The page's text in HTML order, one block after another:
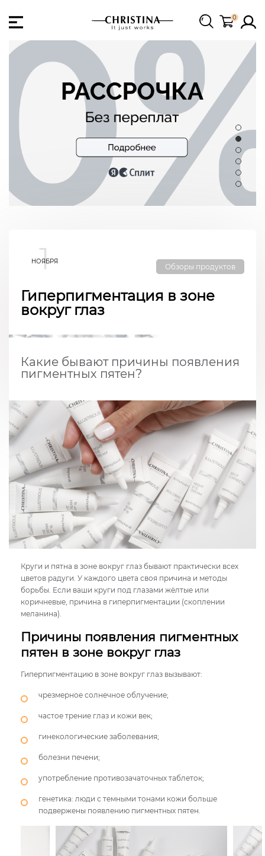
0
1
НОЯБРЯ
Обзоры продуктов
Гиперпигментация в зоне
вокруг глаз
Какие бывают причины появления
пигментных пятен?
Круги и пятна в зоне вокруг глаз бывают практически всех
цветов радуги. У каждого цвета своя причина и методы
борьбы. Если ваши круги под глазами жёлтые или
коричневые, причина в гиперпигментации (скоплении
меланина).
Причины появления пигментных
пятен в зоне вокруг глаз
Гиперпигментацию в зоне вокруг глаз вызывают:
чрезмерное солнечное облучение;
частое трение глаз и кожи век;
гинекологические заболевания;
болезни печени;
употребление противозачаточных таблеток;
генетика: люди с темными тонами кожи больше
подвержены появлению пигментных пятен.